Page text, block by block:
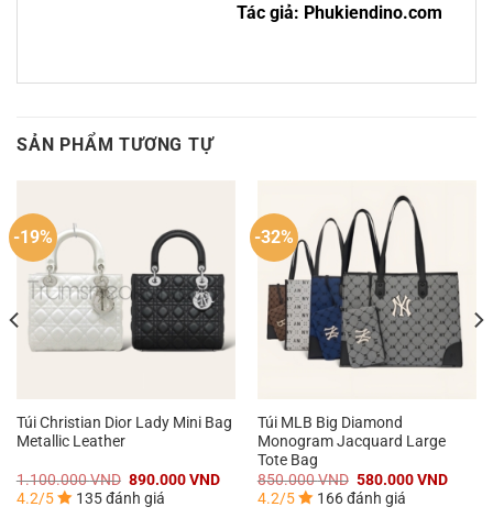
Tác giả: Phukiendino.com
SẢN PHẨM TƯƠNG TỰ
-19%
Túi Christian Dior Lady Mini Bag
Metallic Leather
1.100.000VND Giá
gốc
là:
890.000VNDGiá
4.2/5 135 đánh giá
-32%
Túi MLB Big Diamond
Monogram Jacquard Large
Tote Bag
850.000VND Giá
gốc
là:
580.000VNDGiá
4.2/5 166 đánh giá